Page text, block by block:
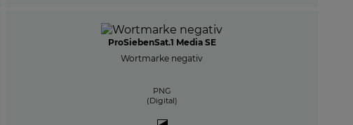
ProSiebenSat.1 Media SE
Wortmarke negativ
PNG
(Digital)